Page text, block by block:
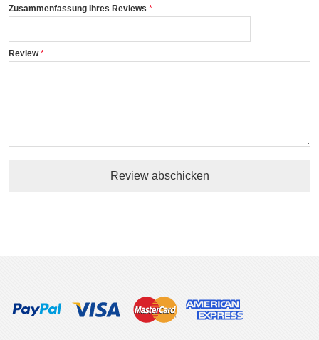
Zusammenfassung Ihres Reviews
Review
Review abschicken